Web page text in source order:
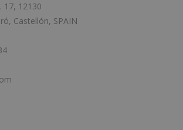
17, 12130
Castellón, SPAIN